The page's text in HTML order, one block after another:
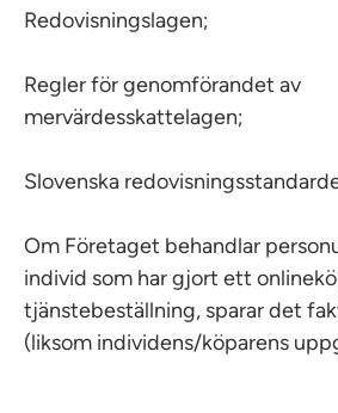
Redovisningslagen;
Regler för genomförandet av
mervärdesskattelagen;
Slovenska
Om Företaget behandlar
individ som har gjort ett
tjänstebeställning, sparar det
(liksom individens/köparens